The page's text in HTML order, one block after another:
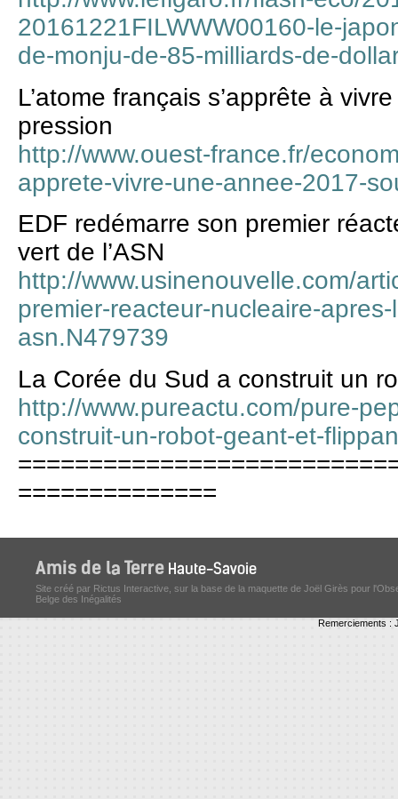
20161221FILWWW00160-le-
de-monju-de-85-milliards-de-
L’atome français s’apprête à
pression
http://www.ouest-france.fr/
apprete-vivre-une-annee-2017-
EDF redémarre son premier
vert de l’ASN
http://www.usinenouvelle.com/
premier-reacteur-nucleaire-
asn.N479739
La Corée du Sud a construit un
http://www.pureactu.com/pure-
construit-un-robot-geant-et-
==============
Site créé par Rictus Interactive, sur la base de la maquette de Joël Girès pour
Belge des Inégalités
Remerciements :